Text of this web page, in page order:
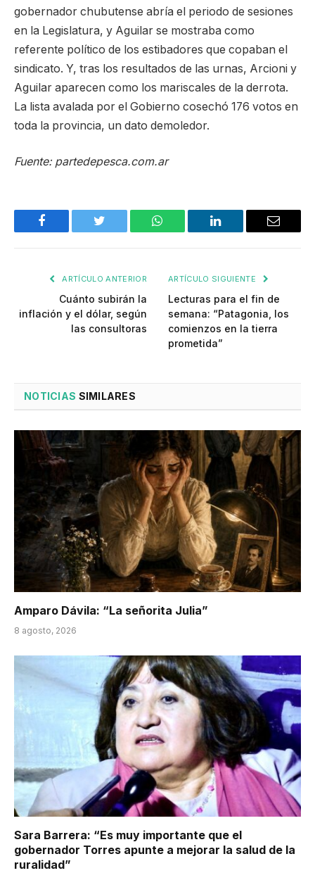
gobernador chubutense abría el periodo de sesiones
en la Legislatura, y Aguilar se mostraba como
referente político de los estibadores que copaban el
sindicato. Y, tras los resultados de las urnas, Arcioni y
Aguilar aparecen como los mariscales de la derrota.
La lista avalada por el Gobierno cosechó 176 votos en
toda la provincia, un dato demoledor.
Fuente: partedepesca.com.ar
Facebook Twitter WhatsApp LinkedIn Email
ARTÍCULO ANTERIOR
Cuánto subirán la
inflación y el dólar, según
las consultoras
ARTÍCULO SIGUIENTE
Lecturas para el fin de
semana: “Patagonia, los
comienzos en la tierra
prometida”
NOTICIAS SIMILARES
Amparo Dávila: “La señorita Julia”
8 agosto, 2026
Sara Barrera: “Es muy importante que el
gobernador Torres apunte a mejorar la salud de la
ruralidad”